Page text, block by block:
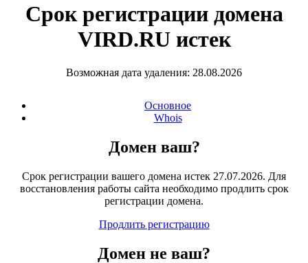
Срок регистрации домена
VIRD.RUистек
Возможная дата удаления: 28.08.2026
Основное
Whois
Домен ваш?
Срок регистрации вашего домена истек 27.07.2026. Для
восстановления работы сайта необходимо продлить срок
регистрации домена.
Продлить регистрацию
Домен не ваш?